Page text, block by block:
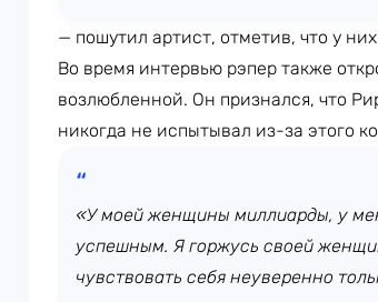
— пошутил артист, отметив, что у
Во время интервью рэпер также
возлюбленной. Он признался, что
никогда не испытывал из-за этого
«У моей женщины миллиарды, у
успешным. Я горжусь своей
чувствовать себя неуверенно